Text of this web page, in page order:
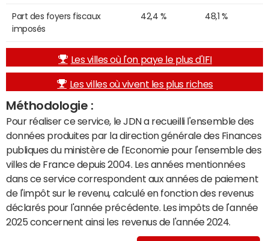
Part des foyers fiscaux
imposés
42,4 % 48,1 %
Les villes où l'on paye le plus d'IFI
Les villes où vivent les plus riches
Méthodologie :
Pour réaliser ce service, le JDN a recueilli l'ensemble des
données produites par la direction générale des Finances
publiques du ministère de l'Economie pour l'ensemble des
villes de France depuis 2004. Les années mentionnées
dans ce service correspondent aux années de paiement
de l'impôt sur le revenu, calculé en fonction des revenus
déclarés pour l'année précédente. Les impôts de l'année
2025 concernent ainsi les revenus de l'année 2024.